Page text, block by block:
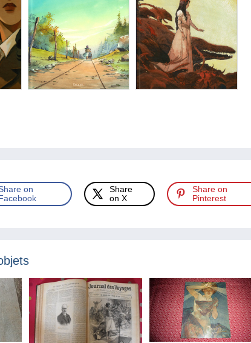
on
Share
on X
Share on
Pinterest